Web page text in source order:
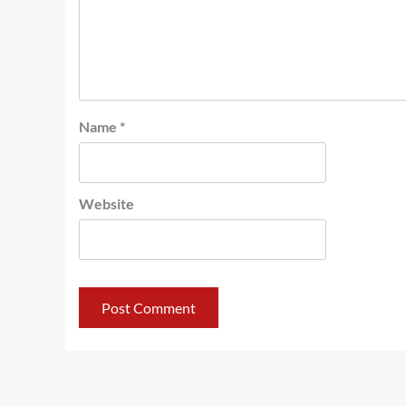
Name *
Website